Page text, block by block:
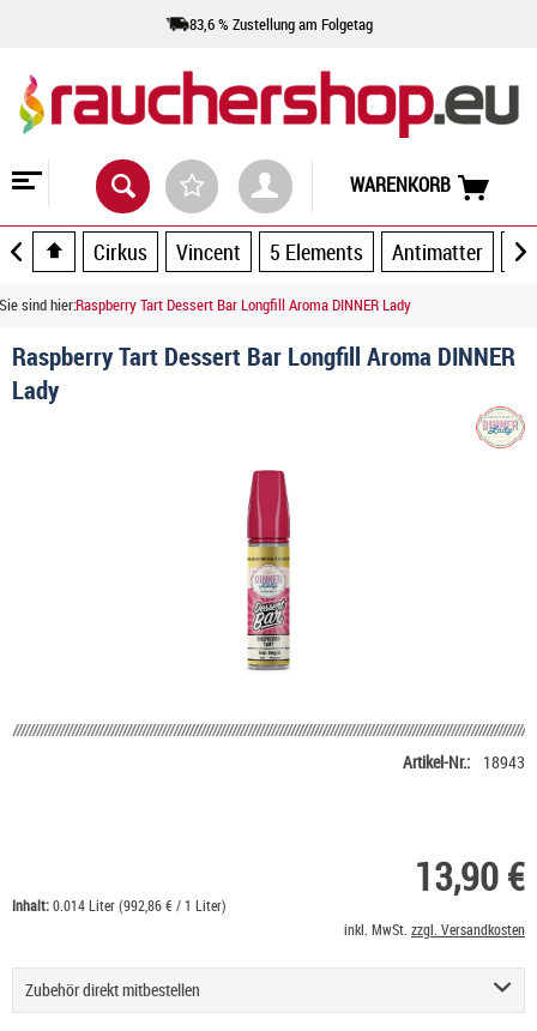
83,6 % Zustellung am Folgetag
WARENKORB
Cirkus Vincent 5 Elements Antimatter
Sie sind hier:Raspberry Tart Dessert Bar Longfill Aroma DINNER Lady
Raspberry Tart Dessert Bar Longfill Aroma DINNER
Lady
Artikel-Nr.: 18943
13,90 €
Inhalt:0.014 Liter (992,86 € / 1 Liter)
inkl. MwSt. zzgl. Versandkosten
Zubehör direkt mitbestellen